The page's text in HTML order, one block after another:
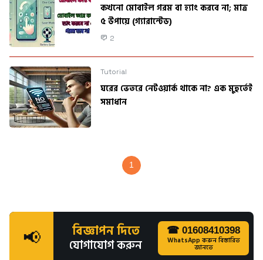
কখনো মোবাইল গরম বা হ্যাং করবে না; মাত্র
৫ উপায়ে (গ্যারান্টেড)
2
Tutorial
ঘরের ভেতরে নেটওয়ার্ক থাকে না? এক মুহুর্তেই
সমাধান
1
📢 বিজ্ঞাপন দিতে
যোগাযোগ করুন
☎ 01608410398
WhatsApp করুন বিস্তারিত
জানতে